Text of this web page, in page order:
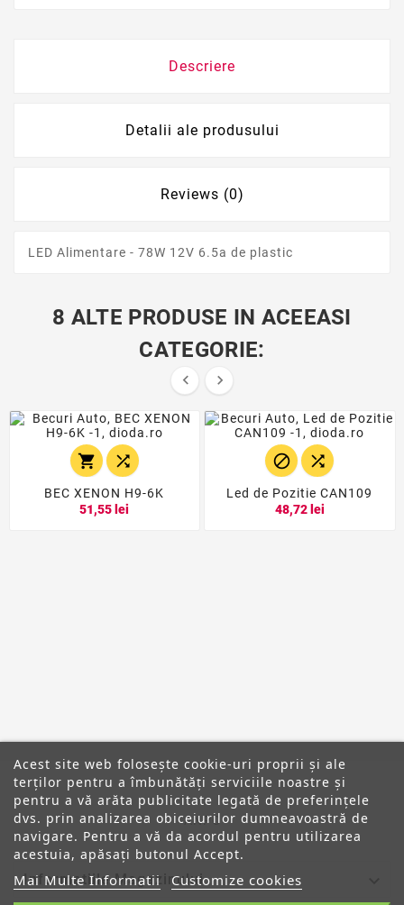
Descriere
Detalii ale produsului
Reviews (0)
LED Alimentare - 78W 12V 6.5a de plastic
8 ALTE PRODUSE IN ACEEASI
CATEGORIE:
 
 
BEC XENON H9-6K
51,55 lei
 
Led de Pozitie CAN109
48,72 lei
ANPC
Informatiile Magazinului
Acest site web folosește cookie-uri proprii și ale
terților pentru a îmbunătăți serviciile noastre și
pentru a vă arăta publicitate legată de preferințele
dvs. prin analizarea obiceiurilor dumneavoastră de
navigare. Pentru a vă da acordul pentru utilizarea
acestuia, apăsați butonul Accept.
Mai Multe Informatii Customize cookies